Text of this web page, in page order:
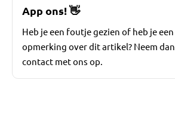
App ons!👋
Heb je een foutje gezien of heb je een
opmerking over dit artikel? Neem dan
contact met ons op.